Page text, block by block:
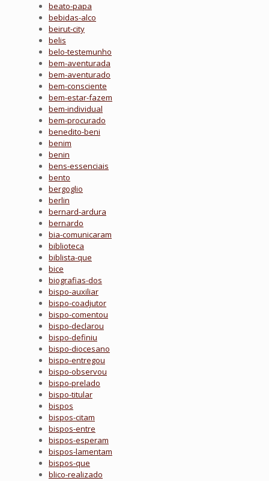
beato-papa
bebidas-alco
beirut-city
belis
belo-testemunho
bem-aventurada
bem-aventurado
bem-consciente
bem-estar-fazem
bem-individual
bem-procurado
benedito-beni
benim
benin
bens-essenciais
bento
bergoglio
berlin
bernard-ardura
bernardo
bia-comunicaram
biblioteca
biblista-que
bice
biografias-dos
bispo-auxiliar
bispo-coadjutor
bispo-comentou
bispo-declarou
bispo-definiu
bispo-diocesano
bispo-entregou
bispo-observou
bispo-prelado
bispo-titular
bispos
bispos-citam
bispos-entre
bispos-esperam
bispos-lamentam
bispos-que
blico-realizado